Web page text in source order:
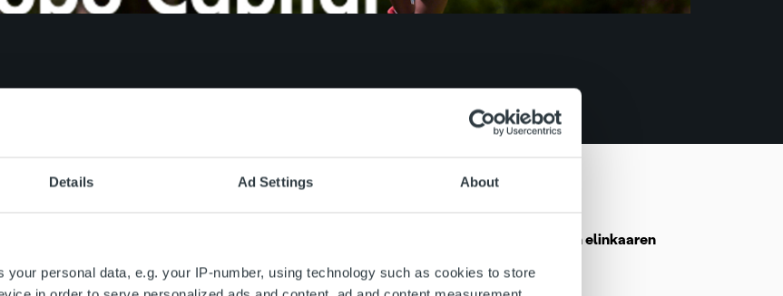
Details Ad Settings About
your personal data, e.g. your IP-number, using technology such as cookies to store
Ajankohtaista
16.9.2020 järjestettävässä 600Min CFO -virtuaalitapahtumassa kertomassa laskun elinkaaren